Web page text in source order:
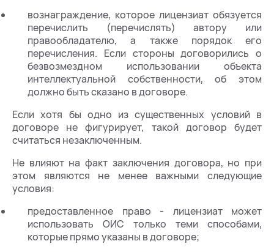
вознаграждение, которое лицензиат обязуется
перечислить (перечислять) автору или
правообладателю, а также порядок его
перечисления. Если стороны договорились о
безвозмездном использовании объекта
интеллектуальной собственности, об этом
должно быть сказано в договоре.
Если хотя бы одно из существенных условий в
договоре не фигурирует, такой договор будет
считаться незаключенным.
Не влияют на факт заключения договора, но при
этом являются не менее важными следующие
условия:
предоставленное право - лицензиат может
использовать ОИС только теми способами,
которые прямо указаны в договоре;